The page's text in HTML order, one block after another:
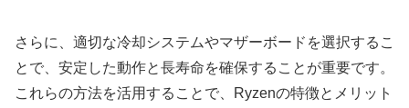
さらに、適切な冷却システムやマザーボードを選択するこ
とで、安定した動作と長寿命を確保することが重要です。
これらの方法を活用することで、Ryzenの特徴とメリット